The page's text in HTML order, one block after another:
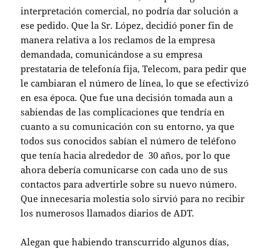
interpretación comercial, no podría dar solución a
ese pedido. Que la Sr. López, decidió poner fin de
manera relativa a los reclamos de la empresa
demandada, comunicándose a su empresa
prestataria de telefonía fija, Telecom, para pedir que
le cambiaran el número de línea, lo que se efectivizó
en esa época. Que fue una decisión tomada aun a
sabiendas de las complicaciones que tendría en
cuanto a su comunicación con su entorno, ya que
todos sus conocidos sabían el número de teléfono
que tenía hacia alrededor de 30 años, por lo que
ahora debería comunicarse con cada uno de sus
contactos para advertirle sobre su nuevo número.
Que innecesaria molestia solo sirvió para no recibir
los numerosos llamados diarios de ADT.
Alegan que habiendo transcurrido algunos días,